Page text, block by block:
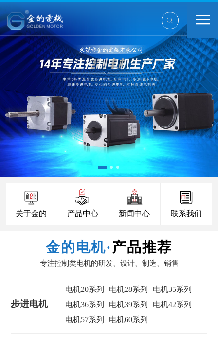
关于金的 产品中心 新闻中心 联系我们
金的电机·产品推荐
专注控制类电机的研发、设计、制造、销售
步进电机
电机20系列 电机28系列
电机35系列
电机36系列
电机39系列
电机42系列
电机57系列
电机60系列